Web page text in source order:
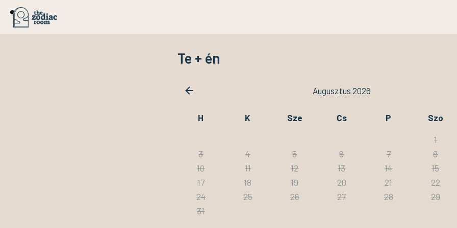
Te + én
Augusztus 2026
H K Sze Cs P Szo
1
3
4 5 6 7 8
10
11 12 13 14 15
17
18 19 20 21 22
24
25 26 27 28 29
31